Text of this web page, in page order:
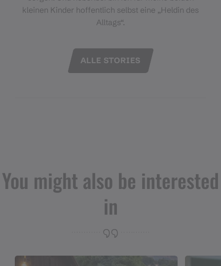
kleinen Kinder hoffentlich selbst eine „Heldin des
Alltags“.
ALLE STORIES
You might also be interested
in